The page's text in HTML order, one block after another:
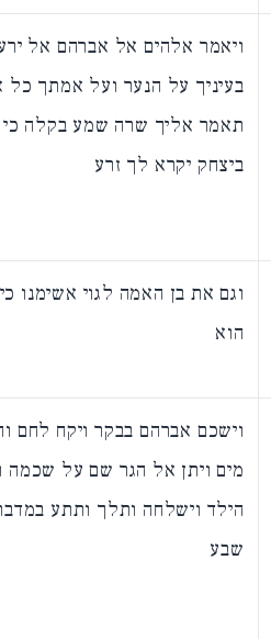
ויאמר אלהים אל אברהם אל
בעיניך על הנער ועל אמתך
תאמר אליך שרה שמע בקלה כי
ביצחק יקרא לך זרע
וגם את בן האמה לגוי אשימנו
הוא
וישכם אברהם בבקר ויקח לחם
מים ויתן אל הגר שם על שכמה
הילד וישלחה ותלך ותתע
שבע